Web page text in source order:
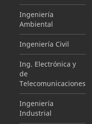
Ingeniería
Ambiental
Ingeniería Civil
Ing. Electrónica y
de
Telecomunicaciones
Ingeniería
Industrial